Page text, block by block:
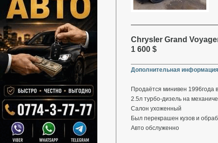
Chrysler Grand
1 600 $
Дополнительная
Продаётся минивен 1996года
2.5л турбо-дизель на
Салон ухоженный
Был перекрашен кузов и
Авто обслуженно